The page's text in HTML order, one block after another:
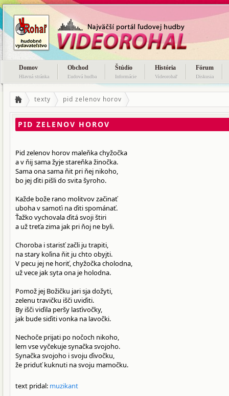
Domov
Hlavná stránka
Obchod
Ľudová hudba
Štúdio
Informácie
História
Videorohaľ
Fórum
Diskusia
texty pid zelenov horov
PID ZELENOV HOROV
Pid zelenov horov maleňka chyžočka
a v ňij sama žyje stareňka žinočka.
Sama ona sama ňit pri ňej nikoho,
bo jej ďiti pišli do svita šyroho.
Každe bože rano molitvov začinať
uboha v samoťi na ďiti spománať.
Ťažko vychovala ďitá svoji štiri
a už treťa zima jak pri ňoj ne byli.
Choroba i starisť začli ju trapiti,
na stary koľina ňit ju chto obyjti.
V pecu jej ne horiť, chyžočka cholodna,
už vece jak syta ona je holodna.
Pomož jej Božičku jari sja dožyti,
zelenu travičku išči uviďiti.
By išči viďila peršy lasťivočky,
jak bude siďiti vonka na lavočki.
Nechoče prijati po nočoch nikoho,
lem vse vyčekuje synačka svojoho.
Synačka svojoho i svoju ďivočku,
že priduť kuknuti na svoju mamočku.
text pridal: muzikant